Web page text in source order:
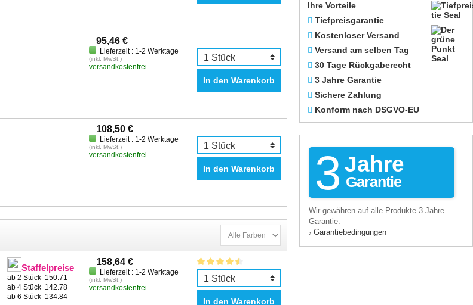
95,46 €
Lieferzeit : 1-2 Werktage
(inkl. MwSt.)
versandkostenfrei
In den Warenkorb
108,50 €
Lieferzeit : 1-2 Werktage
(inkl. MwSt.)
versandkostenfrei
In den Warenkorb
Staffelpreise
ab 2 Stück 150.71
ab 4 Stück 142.78
ab 6 Stück 134.84
158,64 €
Lieferzeit : 1-2 Werktage
(inkl. MwSt.)
versandkostenfrei
In den Warenkorb
Ihre Vorteile
Tiefpreisgarantie
Kostenloser Versand
Versand am selben Tag
30 Tage Rückgaberecht
3 Jahre Garantie
Sichere Zahlung
Konform nach DSGVO-EU
3 Jahre
Garantie
Wir gewähren auf alle Produkte 3 Jahre
Garantie.
› Garantiebedingungen